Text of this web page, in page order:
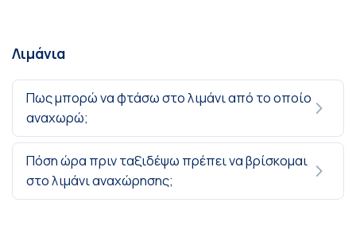
Λιμάνια
Πως μπορώ να φτάσω στο λιμάνι από το οποίο
αναχωρώ;
Πόση ώρα πριν ταξιδέψω πρέπει να βρίσκομαι
στο λιμάνι αναχώρησης;